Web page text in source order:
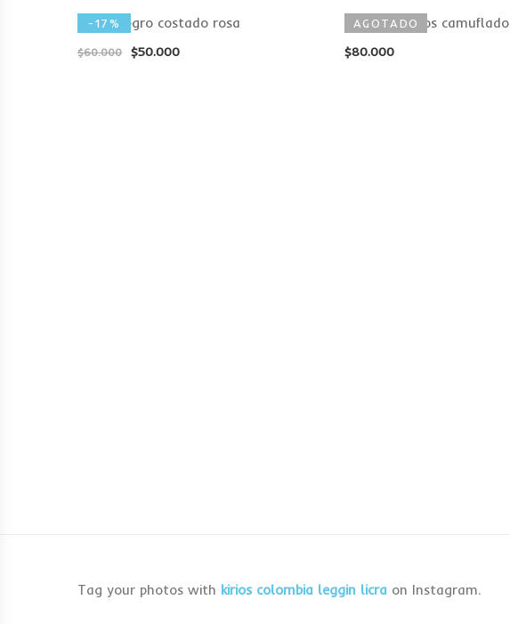
-17%
Short negro costado rosa
$60.000 $50.000
AGOTADO
Conjunto kirios camuflado
$80.000
Tag your photos with kirios colombia leggin licra on Instagram.